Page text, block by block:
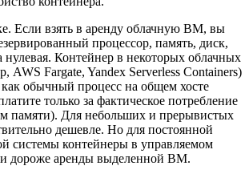
Если взять в аренду облачную ВМ, вы
процессор, память, диск,
нулевая. Контейнер в некоторых облачных
AWS Fargate, Yandex Serverless Containers)
как обычный процесс на общем хосте
только за фактическое потребление
памяти). Для небольших и прерывистых
дешевле. Но для постоянной
системы контейнеры в управляемом
дороже аренды выделенной ВМ.